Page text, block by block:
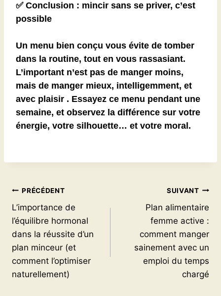
✅ Conclusion : mincir sans se priver, c’est
possible
Un menu bien conçu vous évite de tomber
dans la routine, tout en vous rassasiant.
L’important n’est pas de manger moins,
mais de manger mieux, intelligemment, et
avec plaisir . Essayez ce menu pendant une
semaine, et observez la différence sur votre
énergie, votre silhouette… et votre moral.
Navigation
de
l’article
PRÉCÉDENT
L’importance de
l’équilibre hormonal
dans la réussite d’un
plan minceur (et
comment l’optimiser
naturellement)
SUIVANT
Plan alimentaire
femme active :
comment manger
sainement avec un
emploi du temps
chargé